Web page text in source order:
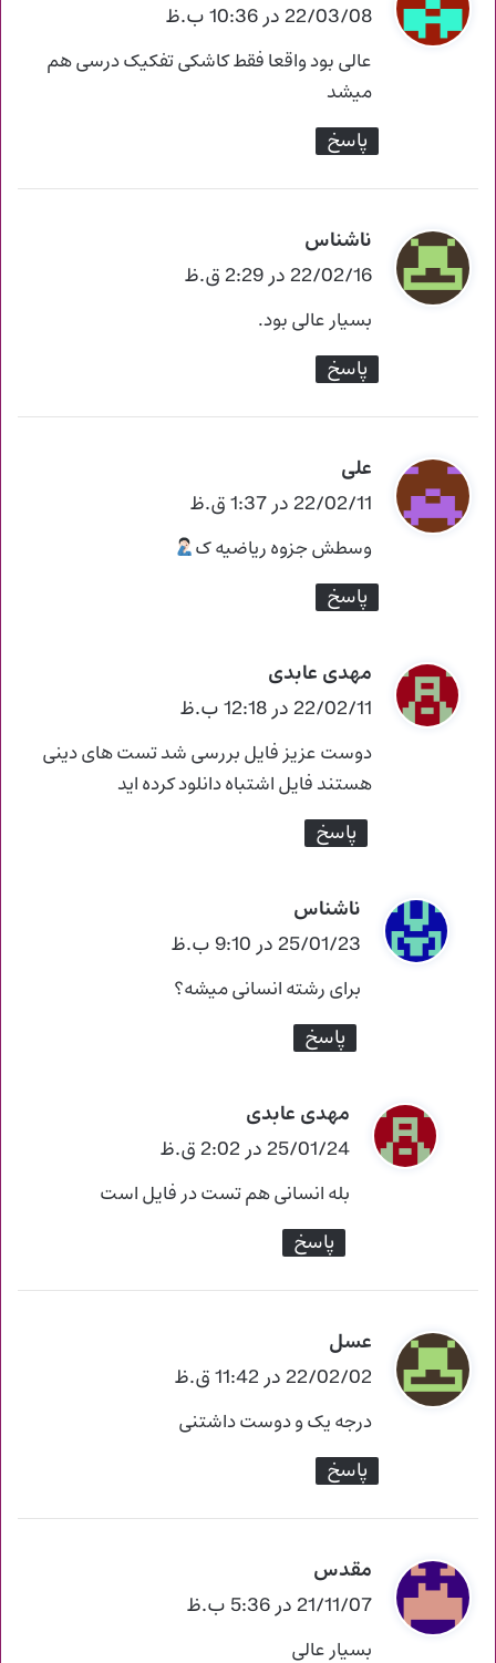
ف
ت
22/03/08 در 10:36 ب.ظ
عالی بود واقعا فقط کاشکی تفکیک درسی هم
میشد
پاسخ
ناشناس
ف
ت
22/02/16 در 2:29 ق.ظ
بسیار عالی بود.
پاسخ
علی
ف
ت
22/02/11 در 1:37 ق.ظ
وسطش جزوه ریاضیه ک
پاسخ
مهدی عابدی
ف
ت
:
22/02/11 در 12:18 ب.ظ
دوست عزیز فایل بررسی شد تست های دینی
هستند فایل اشتباه دانلود کرده اید
پاسخ
ناشناس
ف
ت
25/01/23 در 9:10 ب.ظ
برای رشته انسانی میشه؟
پاسخ
مهدی عابدی
ف
ت
25/01/24 در 2:02 ق.ظ
بله انسانی هم تست در فایل است
پاسخ
عسل
ف
ت
22/02/02 در 11:42 ق.ظ
درجه یک و دوست داشتنی
پاسخ
مقدس
ف
ت
21/11/07 در 5:36 ب.ظ
بسیار عالی